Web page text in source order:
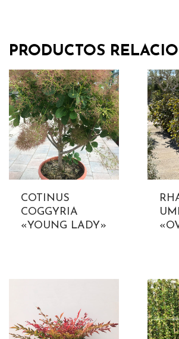
PRODUCTOS
COTINUS
COGGYRIA
«YOUNG LADY»